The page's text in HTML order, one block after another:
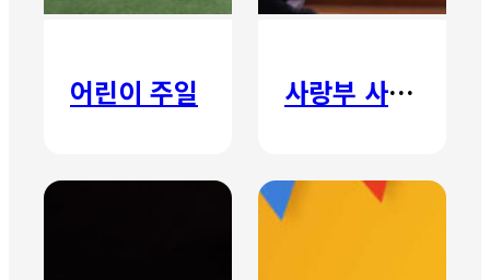
어린이 주일 사랑부 사랑주일